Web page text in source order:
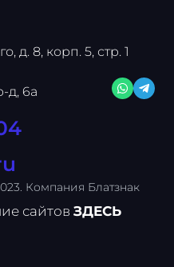
д. 8, корп. 5, стр. 1
д, 6а
Компания Блатзнак
сайтов ЗДЕСЬ